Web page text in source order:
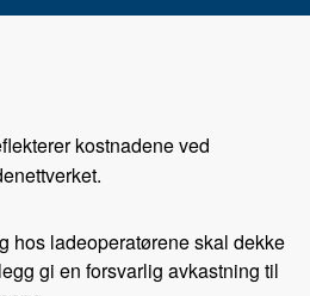
kostnadene ved
hos ladeoperatørene skal dekke
gi en forsvarlig avkastning til